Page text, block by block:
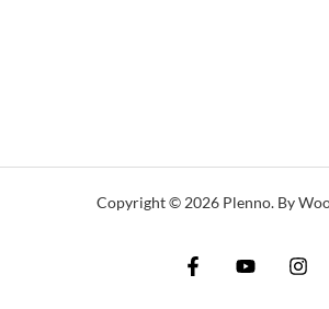
Copyright © 2026 Plenno. By